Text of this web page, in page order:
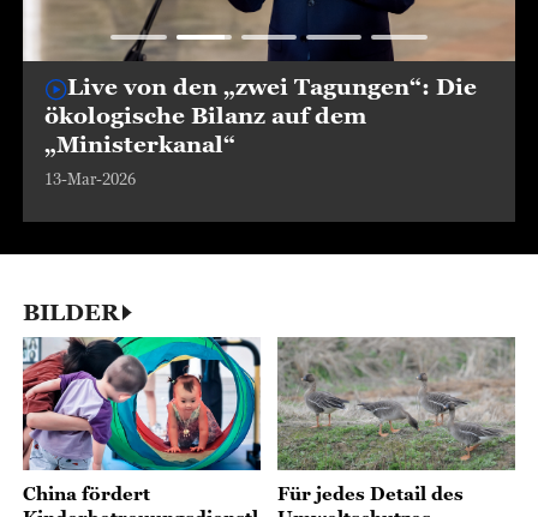
Live von den „zwei Tagungen“: Die
ökologische Bilanz auf dem
„Ministerkanal“
13-Mar-2026
BILDER
China fördert
Für jedes Detail des